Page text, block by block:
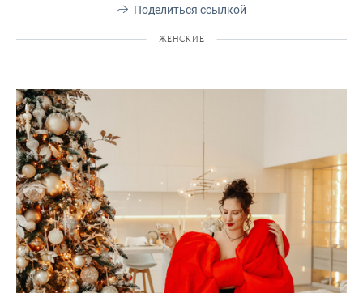
Поделиться ссылкой
ЖЕНСКИЕ